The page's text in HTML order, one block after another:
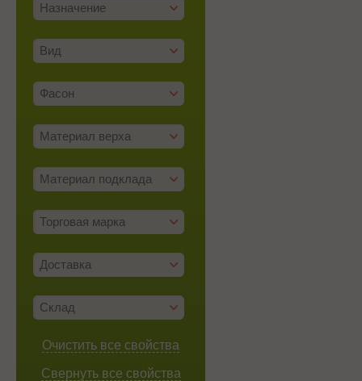
Назначение
Вид
Фасон
Материал верха
Материал подклада
Торговая марка
Доставка
Склад
Очистить все свойства
Свернуть все свойства